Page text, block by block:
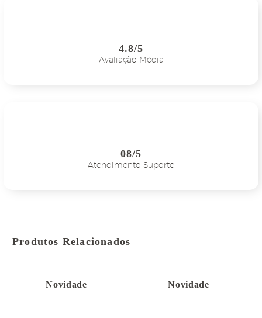
4.8/5
Avaliação Média
08/5
Atendimento Suporte
Produtos Relacionados
Novidade Novidade